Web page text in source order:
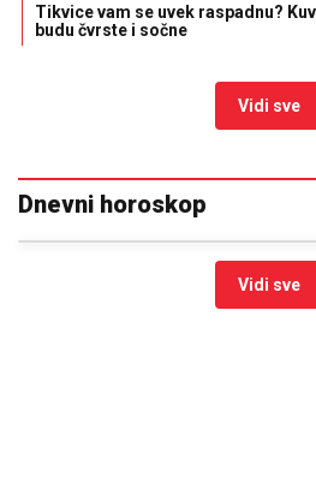
Tikvice vam se uvek raspadnu?
budu čvrste i sočne
Vidi sve
Dnevni horoskop
Vidi sve